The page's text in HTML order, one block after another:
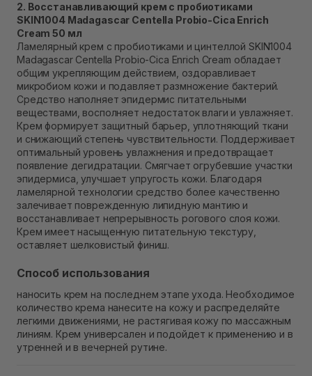
2. Восстанавливающий крем с пробиотиками
SKIN1004 Madagascar Centella Probio-Cica Enrich
Cream 50 мл
Ламелярный крем с пробиотиками и цинтеллой SKIN1004
Madagascar Centella Probio-Cica Enrich Cream обладает
общим укрепляющим действием, оздоравливает
микробиом кожи и подавляет размножение бактерий.
Средство наполняет эпидермис питательными
веществами, восполняет недостаток влаги и увлажняет.
Крем формирует защитный барьер, уплотняющий ткани
и снижающий степень чувствительности. Поддерживает
оптимальный уровень увлажнения и предотвращает
появление дегидратации. Смягчает огрубевшие участки
эпидермиса, улучшает упругость кожи. Благодаря
ламелярной технологии средство более качественно
залечивает поврежденную липидную мантию и
восстанавливает непрерывность рогового слоя кожи.
Крем имеет насыщенную питательную текстуру,
оставляет шелковистый финиш.
Способ использования
наносить крем на последнем этапе ухода. Необходимое
количество крема нанесите на кожу и распределяйте
легкими движениями, не растягивая кожу по массажным
линиям. Крем универсален и подойдет к применению и в
утренней и в вечерней рутине.